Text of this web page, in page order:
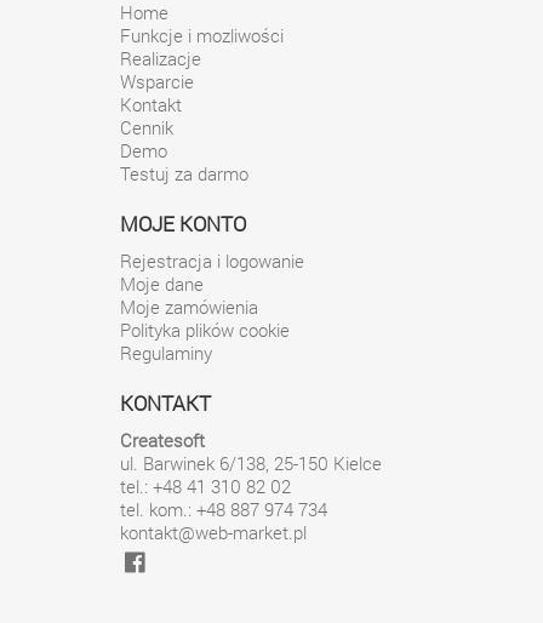
Home
Funkcje i mozliwości
Realizacje
Wsparcie
Kontakt
Cennik
Demo
Testuj za darmo
MOJE KONTO
Rejestracja i logowanie
Moje dane
Moje zamówienia
Polityka plików cookie
Regulaminy
KONTAKT
Createsoft
ul. Barwinek 6/138, 25-150 Kielce
tel.: +48 41 310 82 02
tel. kom.: +48 887 974 734
kontakt@web-market.pl